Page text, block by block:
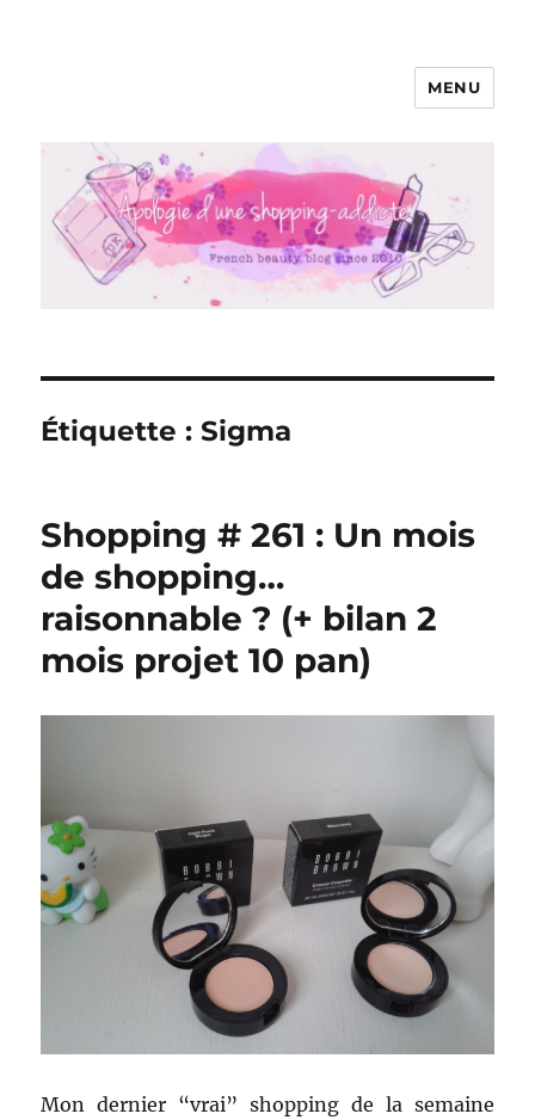
Apologie d'une Shopping-addicte
MENU
Étiquette :Sigma
Shopping # 261 : Un mois
de shopping…
raisonnable ? (+ bilan 2
mois projet 10 pan)
Mon dernier “vrai” shopping de la semaine